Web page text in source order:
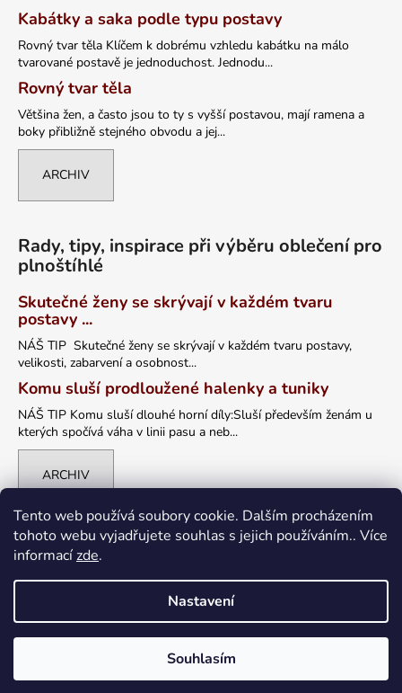
Tento web používá soubory cookie. Dalším procházením
tohoto webu vyjadřujete souhlas s jejich používáním.. Více
informacízde.
Nastavení
Souhlasím
Kabátky a saka podle typu postavy
Rovný tvar těla Klíčem k dobrému vzhledu kabátku na málo
tvarované postavě je jednoduchost. Jednodu...
Rovný tvar těla
Většina žen, a často jsou to ty s vyšší postavou, mají ramena a
boky přibližně stejného obvodu a jej...
ARCHIV
Rady, tipy, inspirace při výběru oblečení pro
plnoštíhlé
Skutečné ženy se skrývají v každém tvaru
postavy ...
NÁŠ TIP Skutečné ženy se skrývají v každém tvaru postavy,
velikosti, zabarvení a osobnost...
Komu sluší prodloužené halenky a tuniky
NÁŠ TIP Komu sluší dlouhé horní díly:Sluší především ženám u
kterých spočívá váha v linii pasu a neb...
ARCHIV
petrklic.cz. Všechna práva vyhrazena.